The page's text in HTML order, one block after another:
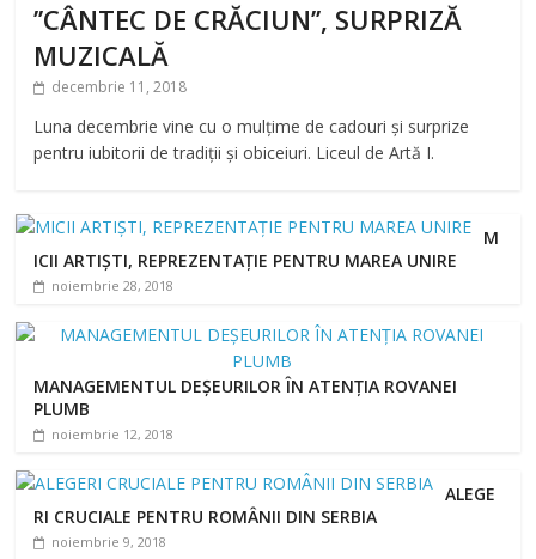
’’CÂNTEC DE CRĂCIUN’’, SURPRIZĂ
MUZICALĂ
decembrie 11, 2018
Luna decembrie vine cu o mulțime de cadouri și surprize
pentru iubitorii de tradiții și obiceiuri. Liceul de Artă I.
M
ICII ARTIȘTI, REPREZENTAȚIE PENTRU MAREA UNIRE
noiembrie 28, 2018
MANAGEMENTUL DEȘEURILOR ÎN ATENȚIA ROVANEI
PLUMB
noiembrie 12, 2018
ALEGE
RI CRUCIALE PENTRU ROMÂNII DIN SERBIA
noiembrie 9, 2018